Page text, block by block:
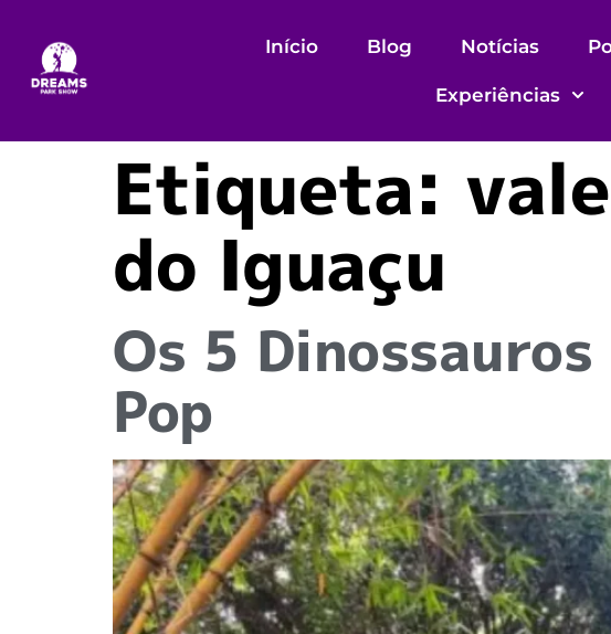
Início Blog Notícias
Experiências
Etiqueta:
do Iguaçu
Os 5
Pop